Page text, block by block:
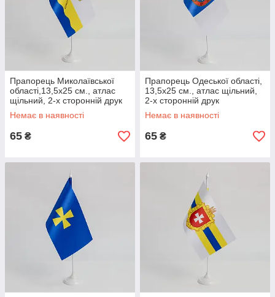
Прапорець Миколаївської
області,13,5х25 см., атлас
щільний, 2-х сторонній друк
Немає в наявності
65 ₴
Прапорець Одеської області,
13,5х25 см., атлас щільний,
2-х сторонній друк
Немає в наявності
65 ₴